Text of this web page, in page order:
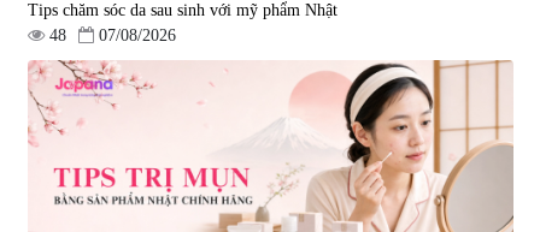
Tips chăm sóc da sau sinh với mỹ phẩm Nhật
48
07/08/2026